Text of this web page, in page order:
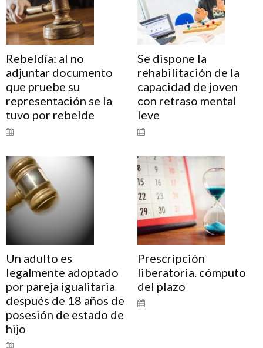
Rebeldía: al no
adjuntar documento
que pruebe su
representación se la
tuvo por rebelde
Se dispone la
rehabilitación de la
capacidad de joven
con retraso mental
leve
Un adulto es
legalmente adoptado
por pareja igualitaria
después de 18 años de
posesión de estado de
hijo
Prescripción
liberatoria. cómputo
del plazo